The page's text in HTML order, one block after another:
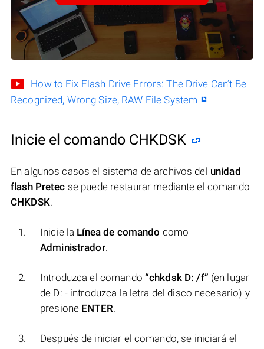
How to Fix Flash Drive Errors: The Drive Can’t Be
Recognized, Wrong Size, RAW File System
Inicie el comando CHKDSK
En algunos casos el sistema de archivos del unidad
flash Pretec se puede restaurar mediante el comando
CHKDSK.
Inicie la Línea de comando como
Administrador.
Introduzca el comando “chkdsk D: /f” (en lugar
de D: - introduzca la letra del disco necesario) y
presione ENTER.
Después de iniciar el comando, se iniciará el